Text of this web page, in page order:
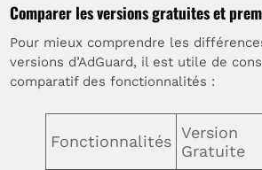
Comparer les versions gratuites et
Pour mieux comprendre les
versions d’AdGuard, il est utile de
comparatif des fonctionnalités :
Fonctionnalités Version
Gratuite